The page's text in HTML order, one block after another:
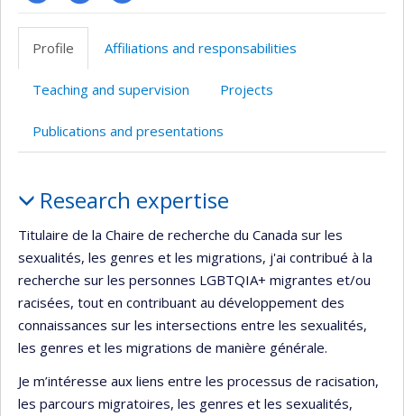
Page
professionnelle
LinkedInGoogle
Scholar
Profile Affiliations and responsabilities
Teaching and supervision Projects
Publications and presentations
Research expertise
Titulaire de la Chaire de recherche du Canada sur les
sexualités, les genres et les migrations, j'ai contribué à la
recherche sur les personnes LGBTQIA+ migrantes et/ou
racisées, tout en contribuant au développement des
connaissances sur les intersections entre les sexualités,
les genres et les migrations de manière générale.
Je m’intéresse aux liens entre les processus de racisation,
les parcours migratoires, les genres et les sexualités,